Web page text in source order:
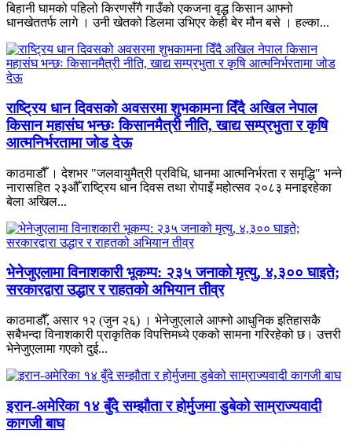
बिहानी घामको पहिलो किरणसँगै गाउँको एकजना वृद्ध किसान आफ्नो
धानखेततर्फ लागे । उनी खेतको डिलमा उभिएर केही बेर मौन बसे । हल्का...
राष्ट्रिय धान दिवसको अवसरमा शुभकामना दिँदै अखिल नेपाल
किसान महासंघ भन्छः किसानमैत्री नीति, खाद्य सम्प्रभुता र कृषि
आत्मनिर्भरतामा जोड देऊ
काठमाडौँ । देशभर "जलवायुमैत्री प्रविधि, धानमा आत्मनिर्भरता र समृद्धि" भन्ने
नारासहित २३औँ राष्ट्रिय धान दिवस तथा रोपाइँ महोत्सव २०८३ मनाइरहेका
बेला अखिल...
भेनेजुएलामा विनाशकारी भूकम्प: २३५ जनाको मृत्यु, ४,३०० घाइते;
सरकारद्वारा उद्धार र राहतको अभियान तीव्र
काठमाडौँ, असार १२ (जुन २६) । भेनेजुएलाले आफ्नो आधुनिक इतिहासकै
सबैभन्दा विनाशकारी प्राकृतिक विपत्तिमध्ये एकको सामना गरिरहेको छ। उत्तरी
भेनेजुएलामा गएको दुई...
इरान-अमेरिका १४ बुँदे सम्झौता र होर्मुजमा डुबेको साम्राज्यवादी
कागजी बाघ